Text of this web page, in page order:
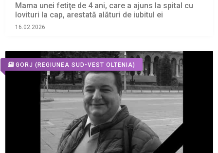
Mama unei fetiţe de 4 ani, care a ajuns la spital cu
lovituri la cap, arestată alături de iubitul ei
16.02.2026
GORJ (REGIUNEA SUD-VEST OLTENIA)